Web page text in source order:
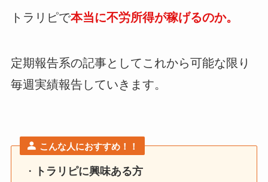
トラリピで本当に不労所得が稼げるのか。
定期報告系の記事としてこれから可能な限り
毎週実績報告していきます。
こんな人におすすめ！！
・
トラリピに興味ある方